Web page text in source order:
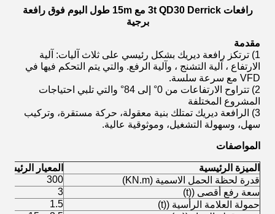
رافعات 3t QD30 Derrick مع 15m طول البوم فوق رافعة
برجية
مقدمة
1) ترتكز رافعة ديريك بشكل رئيسي على ثلاث آليات: آلية
الارتفاع ، آلية التشنج ، وآلية الرفع. والتي يتم التحكم فيها في
VFD مع سرعة سلسة.
2) تتراوح الارتفاعات من 0° إلى 84° والتي تلبي احتياجات
المشروع المختلفة
3) الرافعة ديريك تمتلك بنية معقولة، حركة مستقرة، وتركيب
سهل، وسهولة التشغيل، وموثوقية عالية.
المواصفات
الميزة الرئيسية
المعيار الرئيسي
قدرة لحظة الحمل الاسمية (KN.m)
300
سعة رفع أقصى ((t)
3
حمولة العلامة الرأسية ((t)
1.5